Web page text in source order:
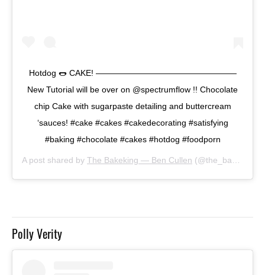
Hotdog 🌭 CAKE! —————————————————
New Tutorial will be over on @spectrumflow !! Chocolate
chip Cake with sugarpaste detailing and buttercream
‘sauces! #cake #cakes #cakedecorating #satisfying
#baking #chocolate #cakes #hotdog #foodporn
A post shared by The Bakeking — Ben Cullen (@the_bakeking) on
Polly Verity